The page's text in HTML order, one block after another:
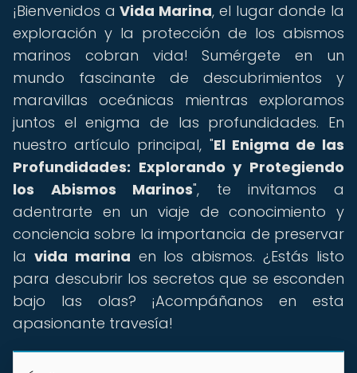
¡Bienvenidos aVida Marina, el lugar donde la
exploración y la protección de los abismos
marinos cobran vida! Sumérgete en un
mundo fascinante de descubrimientos y
maravillas oceánicas mientras exploramos
juntos el enigma de las profundidades. En
nuestro artículo principal, "El Enigma de las
Profundidades: Explorando y Protegiendo
los Abismos Marinos", te invitamos a
adentrarte en un viaje de conocimiento y
conciencia sobre la importancia de preservar
la vida marina en los abismos. ¿Estás listo
para descubrir los secretos que se esconden
bajo las olas? ¡Acompáñanos en esta
apasionante travesía!